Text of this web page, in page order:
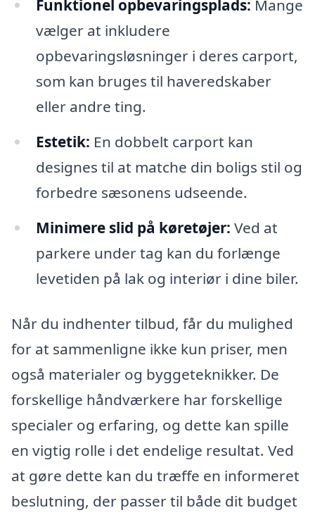
Funktionel opbevaringsplads: Mange
vælger at inkludere
opbevaringsløsninger i deres carport,
som kan bruges til haveredskaber
eller andre ting.
Estetik: En dobbelt carport kan
designes til at matche din boligs stil og
forbedre sæsonens udseende.
Minimere slid på køretøjer: Ved at
parkere under tag kan du forlænge
levetiden på lak og interiør i dine biler.
Når du indhenter tilbud, får du mulighed
for at sammenligne ikke kun priser, men
også materialer og byggeteknikker. De
forskellige håndværkere har forskellige
specialer og erfaring, og dette kan spille
en vigtig rolle i det endelige resultat. Ved
at gøre dette kan du træffe en informeret
beslutning, der passer til både dit budget